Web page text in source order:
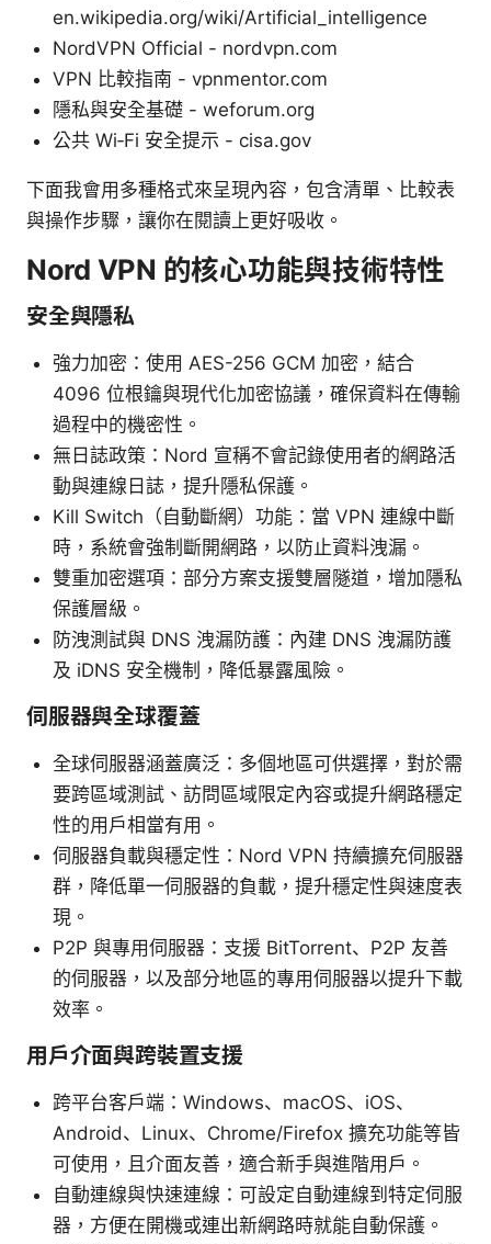
en.wikipedia.org/wiki/Artificial_intelligence
NordVPN Official - nordvpn.com
VPN 比較指南 - vpnmentor.com
隱私與安全基礎 - weforum.org
公共 Wi‑Fi 安全提示 - cisa.gov
下面我會用多種格式來呈現內容，包含清單、比較表
與操作步驟，讓你在閱讀上更好吸收。
Nord VPN 的核心功能與技術特性
安全與隱私
強力加密：使用 AES-256 GCM 加密，結合
4096 位根鑰與現代化加密協議，確保資料在傳輸
過程中的機密性。
無日誌政策：Nord 宣稱不會記錄使用者的網路活
動與連線日誌，提升隱私保護。
Kill Switch（自動斷網）功能：當 VPN 連線中斷
時，系統會強制斷開網路，以防止資料洩漏。
雙重加密選項：部分方案支援雙層隧道，增加隱私
保護層級。
防洩測試與 DNS 洩漏防護：內建 DNS 洩漏防護
及 iDNS 安全機制，降低暴露風險。
伺服器與全球覆蓋
全球伺服器涵蓋廣泛：多個地區可供選擇，對於需
要跨區域測試、訪問區域限定內容或提升網路穩定
性的用戶相當有用。
伺服器負載與穩定性：Nord VPN 持續擴充伺服器
群，降低單一伺服器的負載，提升穩定性與速度表
現。
P2P 與專用伺服器：支援 BitTorrent、P2P 友善
的伺服器，以及部分地區的專用伺服器以提升下載
效率。
用戶介面與跨裝置支援
跨平台客戶端：Windows、macOS、iOS、
Android、Linux、Chrome/Firefox 擴充功能等皆
可使用，且介面友善，適合新手與進階用戶。
自動連線與快速連線：可設定自動連線到特定伺服
器，方便在開機或連出新網路時就能自動保護。